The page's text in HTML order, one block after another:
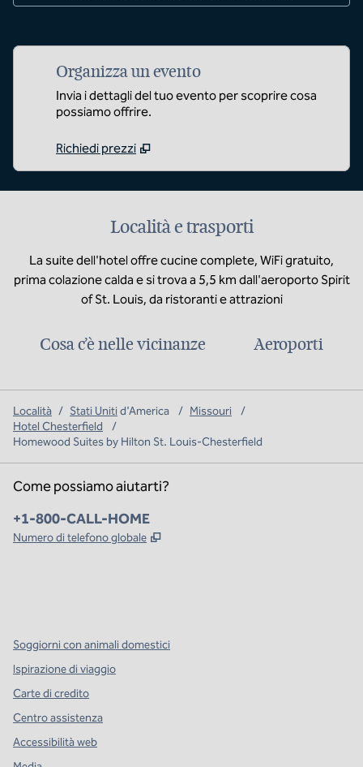
Organizza un evento
Invia i dettagli del tuo evento per scoprire cosa
possiamo offrire.
Richiedi prezzi
Località e trasporti
La suite dell'hotel offre cucine complete, WiFi gratuito,
prima colazione calda e si trova a 5,5 km dall'aeroporto Spirit
of St. Louis, da ristoranti e attrazioni
Cosa c’è nelle vicinanze Aeroporti
Località / Stati Uniti d'America / Missouri
/
Hotel Chesterfield
/
Homewood Suites by Hilton St. Louis-Chesterfield
Come possiamo aiutarti?
Telefono:
+1-800-CALL-HOME
Numero di telefono globale ,
Soggiorni con animali domestici
Ispirazione di viaggio
Carte di credito
Centro assistenza
Accessibilità web